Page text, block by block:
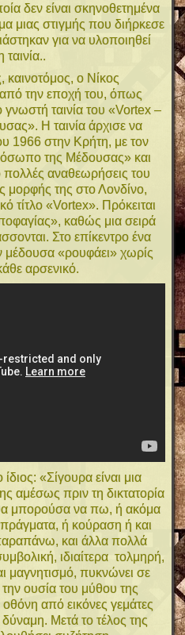
δεν είναι σκηνοθετημένα
μιας στιγμής που διήρκεσε
για να υλοποιηθεί
ταινία..
ο Νίκος
την εποχή του, όπως
γνωστή ταινία του «Vortex –
Η ταινία άρχισε να
1966 στην Κρήτη, με τον
της Μέδουσας» και
αναθεωρήσεις του
μορφής της στο Λονδίνο,
τίτλο «Vortex». Πρόκειται
καθώς μια σειρά
Στο επίκεντρο ένα
μέδουσα «ρουφάει» χωρίς
αρσενικό.
«Σίγουρα είναι μια
αμέσως πριν τη δικτατορία
μπορούσα να πω, ή ακόμα
πράγματα, ή κούραση ή και
και άλλα πολλά
ιδιαίτερα τολμηρή,
μαγνητισμό, πυκνώνει σε
ουσία του μύθου της
οθόνη από εικόνες γεμάτες
Μετά το τέλος της